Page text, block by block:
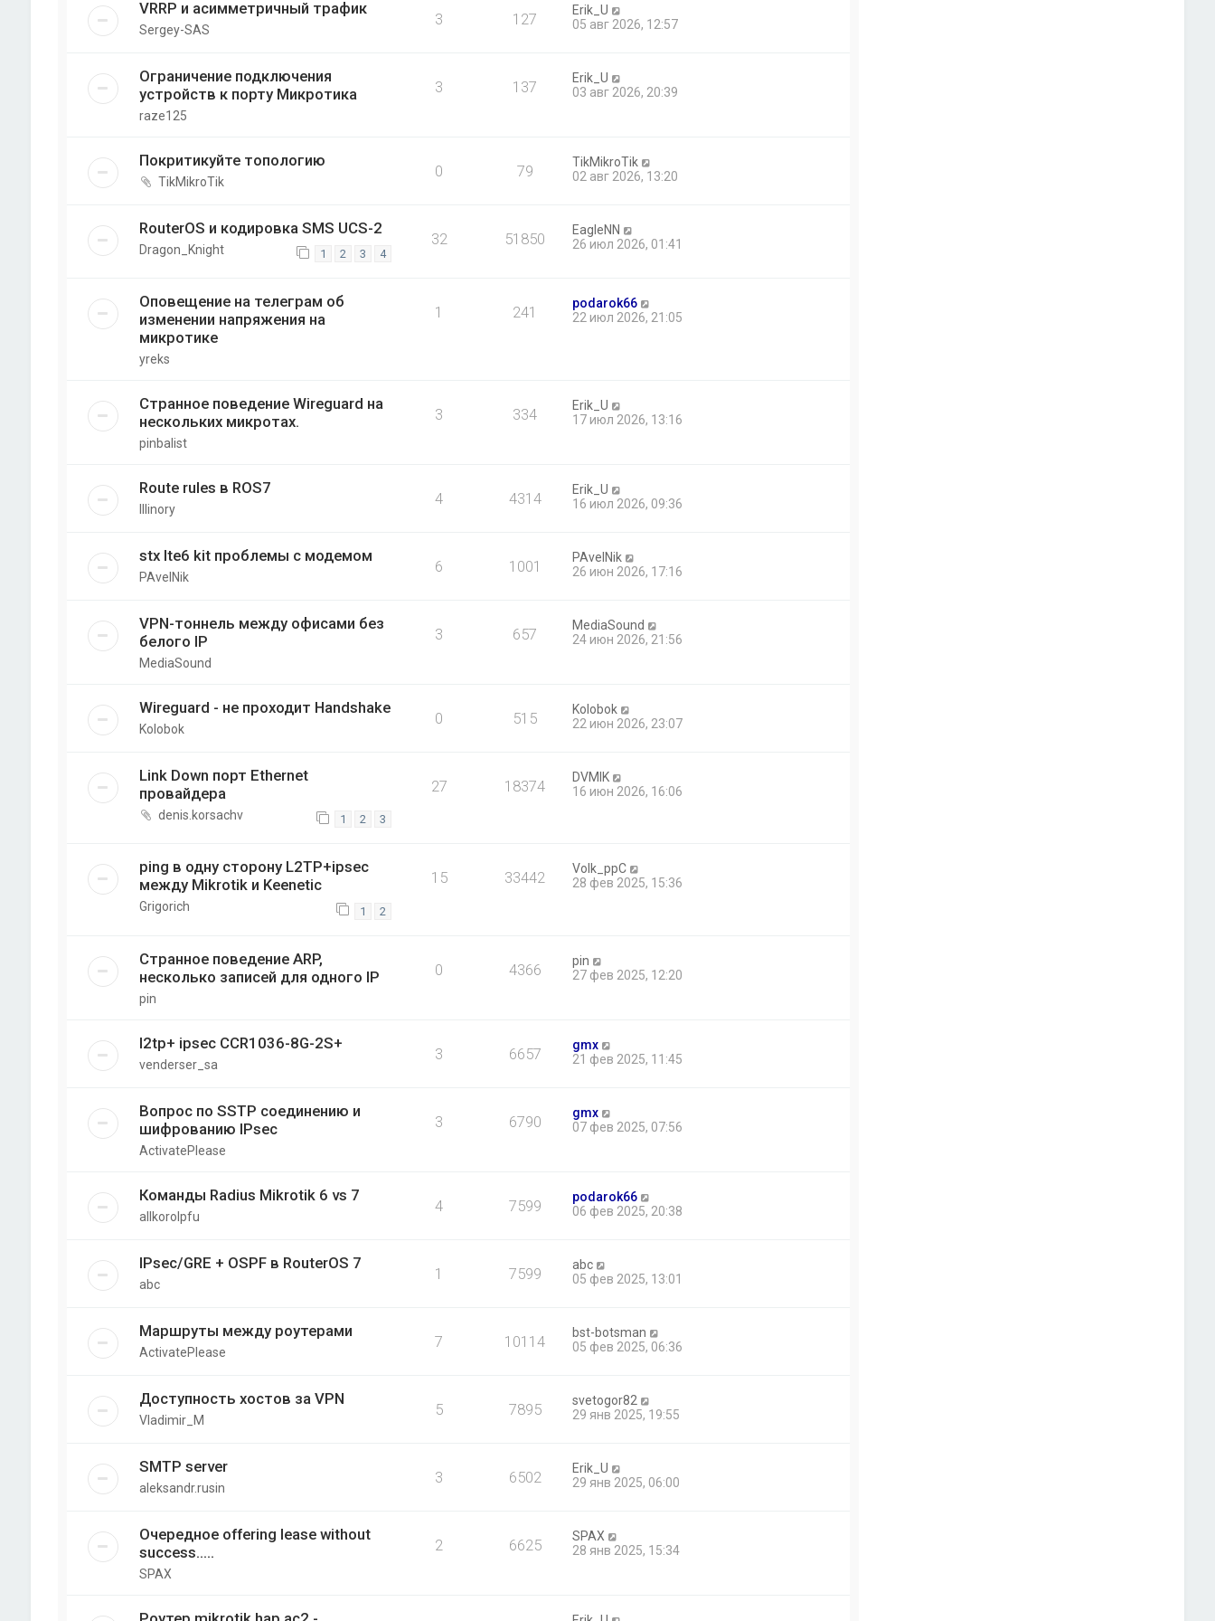
б
ю
м
о
б
ю
VRRP и асимметричный трафик
Sergey-SAS
3 127
Erik_U
05 авг 2026, 12:57
Ограничение подключения
устройств к порту Микротика
raze125
3 137
Erik_U
03 авг 2026, 20:39
Покритикуйте топологию
TikMikroTik
0 79
TikMikroTik
02 авг 2026, 13:20
RouterOS и кодировка SMS UCS-2
Dragon_Knight 1 2 3 4
32 51850
EagleNN
26 июл 2026, 01:41
Оповещение на телеграм об
изменении напряжения на
микротике
yreks
1 241
podarok66
22 июл 2026, 21:05
Странное поведение Wireguard на
нескольких микротах.
pinbalist
3 334
Erik_U
17 июл 2026, 13:16
Route rules в ROS7
Illinory
4 4314
Erik_U
16 июл 2026, 09:36
stx lte6 kit проблемы с модемом
PAvelNik
6 1001
PAvelNik
26 июн 2026, 17:16
VPN-тоннель между офисами без
белого IP
MediaSound
3 657
MediaSound
24 июн 2026, 21:56
Wireguard - не проходит Handshake
Kolobok
0 515
Kolobok
22 июн 2026, 23:07
Link Down порт Ethernet
провайдера
denis.korsachv 1 2 3
27 18374
DVMIK
16 июн 2026, 16:06
ping в одну сторону L2TP+ipsec
между Mikrotik и Keenetic
Grigorich 1 2
15 33442
Volk_ppC
28 фев 2025, 15:36
Странное поведение ARP,
несколько записей для одного IP
pin
0 4366
pin
27 фев 2025, 12:20
l2tp+ ipsec CCR1036-8G-2S+
venderser_sa
3 6657
gmx
21 фев 2025, 11:45
Вопрос по SSTP соединению и
шифрованию IPsec
ActivatePlease
3 6790
gmx
07 фев 2025, 07:56
Команды Radius Mikrotik 6 vs 7
allkorolpfu
4 7599
podarok66
06 фев 2025, 20:38
IPsec/GRE + OSPF в RouterOS 7
abc
1 7599
abc
05 фев 2025, 13:01
Маршруты между роутерами
ActivatePlease
7 10114
bst-botsman
05 фев 2025, 06:36
Доступность хостов за VPN
Vladimir_M
5 7895
svetogor82
29 янв 2025, 19:55
SMTP server
aleksandr.rusin
3 6502
Erik_U
29 янв 2025, 06:00
Очередное offering lease without
success.....
SPAX
2 6625
SPAX
28 янв 2025, 15:34